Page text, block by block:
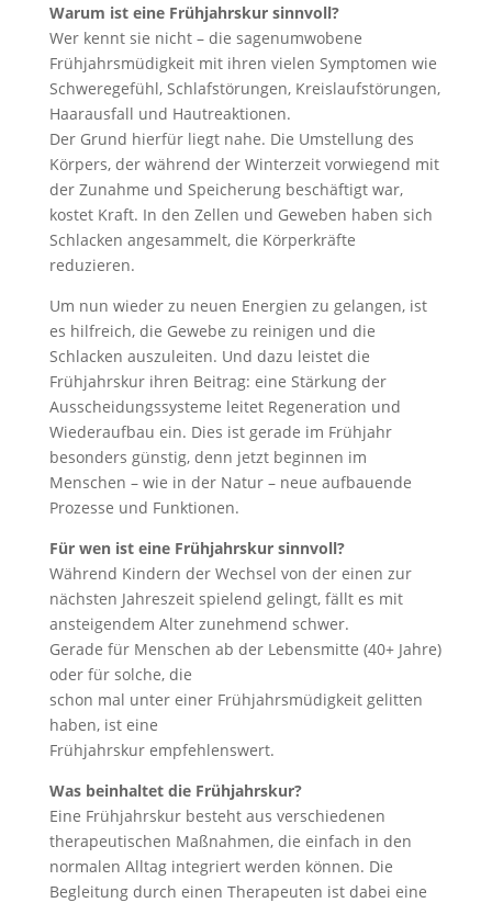
Warum ist eine Frühjahrskur sinnvoll?
Wer kennt sie nicht – die sagenumwobene
Frühjahrsmüdigkeit mit ihren vielen Symptomen wie
Schweregefühl, Schlafstörungen, Kreislaufstörungen,
Haarausfall und Hautreaktionen.
Der Grund hierfür liegt nahe. Die Umstellung des
Körpers, der während der Winterzeit vorwiegend mit
der Zunahme und Speicherung beschäftigt war,
kostet Kraft. In den Zellen und Geweben haben sich
Schlacken angesammelt, die Körperkräfte
reduzieren.
Um nun wieder zu neuen Energien zu gelangen, ist
es hilfreich, die Gewebe zu reinigen und die
Schlacken auszuleiten. Und dazu leistet die
Frühjahrskur ihren Beitrag: eine Stärkung der
Ausscheidungssysteme leitet Regeneration und
Wiederaufbau ein. Dies ist gerade im Frühjahr
besonders günstig, denn jetzt beginnen im
Menschen – wie in der Natur – neue aufbauende
Prozesse und Funktionen.
Für wen ist eine Frühjahrskur sinnvoll?
Während Kindern der Wechsel von der einen zur
nächsten Jahreszeit spielend gelingt, fällt es mit
ansteigendem Alter zunehmend schwer.
Gerade für Menschen ab der Lebensmitte (40+ Jahre)
oder für solche, die
schon mal unter einer Frühjahrsmüdigkeit gelitten
haben, ist eine
Frühjahrskur empfehlenswert.
Was beinhaltet die Frühjahrskur?
Eine Frühjahrskur besteht aus verschiedenen
therapeutischen Maßnahmen, die einfach in den
normalen Alltag integriert werden können. Die
Begleitung durch einen Therapeuten ist dabei eine